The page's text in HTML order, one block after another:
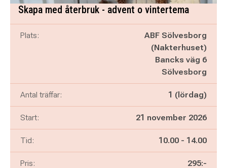
Skapa med återbruk - advent o vintertema
Plats:
ABF Sölvesborg
(Nakterhuset)
Bancks väg 6
Sölvesborg
Antal träffar: 1 (lördag)
Start: 21 november 2026
Tid: Pågår mellan
10.00 - och
14.00
Pris: 295:-